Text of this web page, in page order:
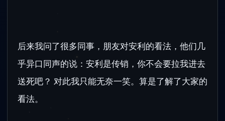
后来我问了很多同事，朋友对安利的看法，他们几
乎异口同声的说：安利是传销，你不会要拉我进去
送死吧？ 对此我只能无奈一笑。算是了解了大家的
看法。